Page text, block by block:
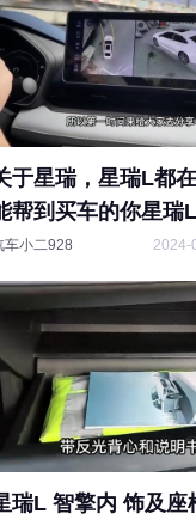
于星瑞，星瑞L都
帮到买车的你星瑞
车小二928 2024-
瑞L 智擎内 饰及座